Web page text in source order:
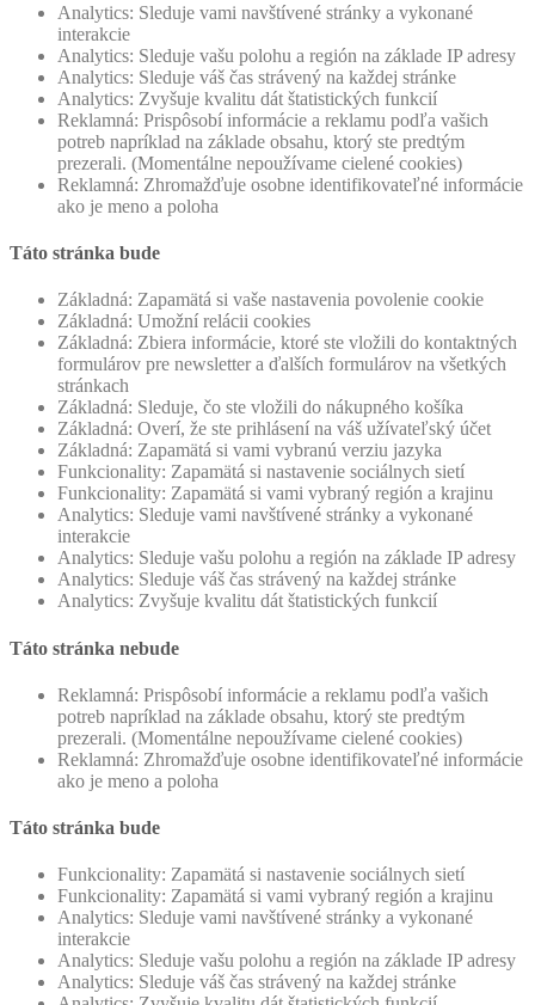
Analytics: Sleduje vami navštívené stránky a vykonané
interakcie
Analytics: Sleduje vašu polohu a región na základe IP adresy
Analytics: Sleduje váš čas strávený na každej stránke
Analytics: Zvyšuje kvalitu dát štatistických funkcií
Reklamná: Prispôsobí informácie a reklamu podľa vašich
potreb napríklad na základe obsahu, ktorý ste predtým
prezerali. (Momentálne nepoužívame cielené cookies)
Reklamná: Zhromažďuje osobne identifikovateľné informácie
ako je meno a poloha
Táto stránka bude
Základná: Zapamätá si vaše nastavenia povolenie cookie
Základná: Umožní relácii cookies
Základná: Zbiera informácie, ktoré ste vložili do kontaktných
formulárov pre newsletter a ďalších formulárov na všetkých
stránkach
Základná: Sleduje, čo ste vložili do nákupného košíka
Základná: Overí, že ste prihlásení na váš užívateľský účet
Základná: Zapamätá si vami vybranú verziu jazyka
Funkcionality: Zapamätá si nastavenie sociálnych sietí
Funkcionality: Zapamätá si vami vybraný región a krajinu
Analytics: Sleduje vami navštívené stránky a vykonané
interakcie
Analytics: Sleduje vašu polohu a región na základe IP adresy
Analytics: Sleduje váš čas strávený na každej stránke
Analytics: Zvyšuje kvalitu dát štatistických funkcií
Táto stránka nebude
Reklamná: Prispôsobí informácie a reklamu podľa vašich
potreb napríklad na základe obsahu, ktorý ste predtým
prezerali. (Momentálne nepoužívame cielené cookies)
Reklamná: Zhromažďuje osobne identifikovateľné informácie
ako je meno a poloha
Táto stránka bude
Funkcionality: Zapamätá si nastavenie sociálnych sietí
Funkcionality: Zapamätá si vami vybraný región a krajinu
Analytics: Sleduje vami navštívené stránky a vykonané
interakcie
Analytics: Sleduje vašu polohu a región na základe IP adresy
Analytics: Sleduje váš čas strávený na každej stránke